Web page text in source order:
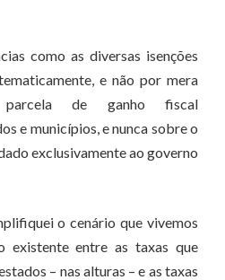
como as diversas isenções
e não por mera
parcela de ganho fiscal
e municípios, e nunca sobre o
exclusivamente ao governo
o cenário que vivemos
existente entre as taxas que
– nas alturas – e as taxas